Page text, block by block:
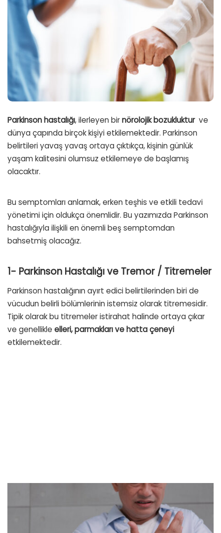
Parkinson hastalığı, ilerleyen birnörolojik bozukluktur ve
dünya çapında birçok kişiyi etkilemektedir. Parkinson
belirtileri yavaş yavaş ortaya çıktıkça, kişinin günlük
yaşam kalitesini olumsuz etkilemeye de başlamış
olacaktır.
Bu semptomları anlamak, erken teşhis ve etkili tedavi
yönetimi için oldukça önemlidir. Bu yazımızda Parkinson
hastalığıyla ilişkili en önemli beş semptomdan
bahsetmiş olacağız.
1- Parkinson Hastalığı ve Tremor / Titremeler
Parkinson hastalığının ayırt edici belirtilerinden biri de
vücudun belirli bölümlerinin istemsiz olarak titremesidir.
Tipik olarak bu titremeler istirahat halinde ortaya çıkar
ve genellikle elleri, parmakları ve hatta çeneyi
etkilemektedir.